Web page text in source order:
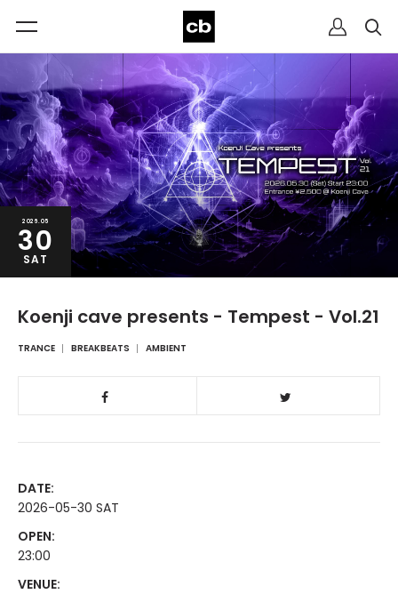
2026.05
30
SAT
Koenji cave presents - Tempest - Vol.21
TRANCE BREAKBEATS AMBIENT
DATE:
2026-05-30 SAT
OPEN:
23:00
VENUE: